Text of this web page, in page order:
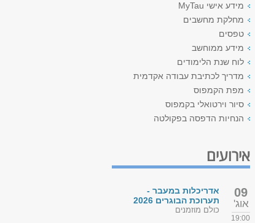
מידע אישי MyTau
מחלקת מחשבים
טפסים
מידע ממוחשב
לוח שנת הלימודים
מדריך לכתיבת עבודה אקדמית
מפת הקמפוס
סיור וירטואלי בקמפוס
הנחיות הדפסה בפקולטה
אירועים
09
אוג'
19:00
אדריכלות במעבר -
תערוכת הבוגרים 2026
כולם מוזמנים